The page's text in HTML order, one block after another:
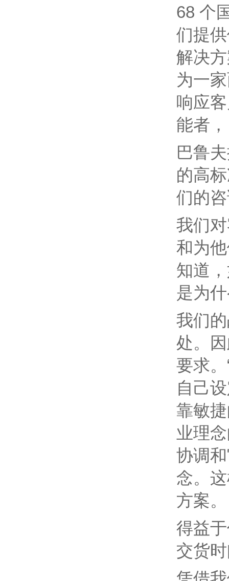
68 个
们提
解决
为一
响应
能者，
巴鲁
的高
们的
我们
和为
知道
是为
我们
处。
要求
自己
靠敏
业理
协调
念。
方案。
得益
交货